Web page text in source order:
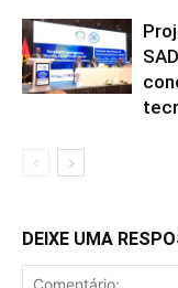
DEIXE UMA